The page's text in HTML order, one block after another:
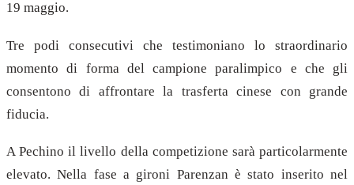
19 maggio.
Tre podi consecutivi che testimoniano lo straordinario
momento di forma del campione paralimpico e che gli
consentono di affrontare la trasferta cinese con grande
fiducia.
A Pechino il livello della competizione sarà particolarmente
elevato. Nella fase a gironi Parenzan è stato inserito nel